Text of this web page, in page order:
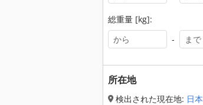
総重量 [kg]:
-
所在地
検出された現在地: 日本